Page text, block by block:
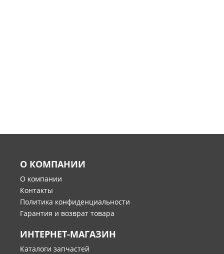
О КОМПАНИИ
О компании
Контакты
Политика конфиденциальности
Гарантия и возврат товара
ИНТЕРНЕТ-МАГАЗИН
Каталоги запчастей